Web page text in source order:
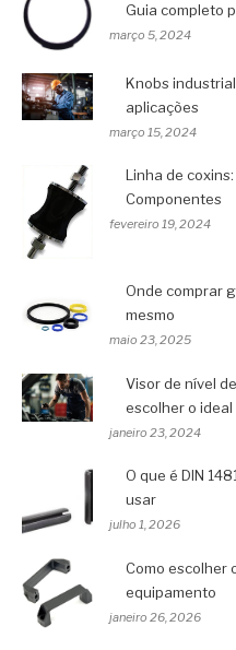
Guia completo
março 5, 2024
Knobs
aplicações
março 15, 2024
Linha de
Componentes
fevereiro 19, 2024
Onde comprar
mesmo
maio 23, 2025
Visor de nível
escolher o ideal
janeiro 23, 2024
O que é DIN
usar
julho 1, 2026
Como escolher
equipamento
janeiro 26, 2026